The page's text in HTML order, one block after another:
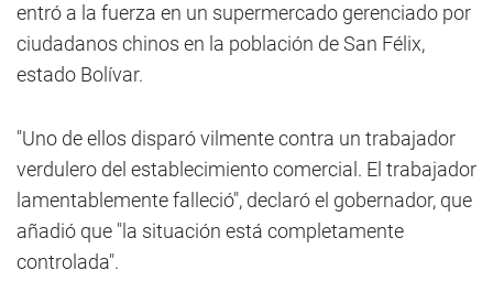
entró a la fuerza en un supermercado gerenciado por
ciudadanos chinos en la población de San Félix,
estado Bolívar.
"Uno de ellos disparó vilmente contra un trabajador
verdulero del establecimiento comercial. El trabajador
lamentablemente falleció", declaró el gobernador, que
añadió que "la situación está completamente
controlada".